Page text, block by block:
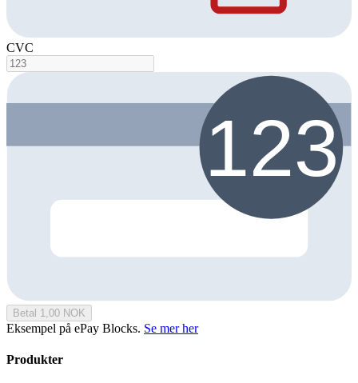
CVC
Betal 1,00 NOK
Eksempel på ePay Blocks. Se mer her
Produkter